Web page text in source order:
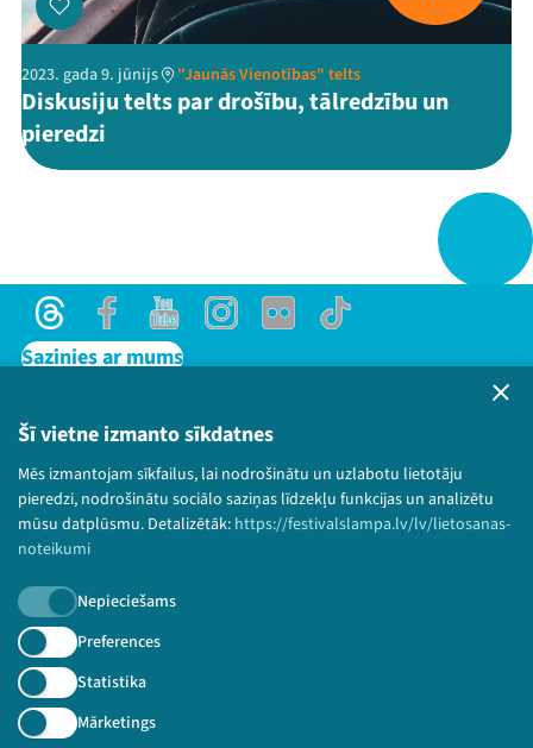
Šī vietne izmanto sīkdatnes
Mēs izmantojam sīkfailus, lai nodrošinātu un uzlabotu lietotāju
pieredzi, nodrošinātu sociālo saziņas līdzekļu funkcijas un analizētu
mūsu datplūsmu. Detalizētāk: https://festivalslampa.lv/lv/lietosanas-
noteikumi
Nepieciešams
Preferences
Statistika
Mārketings
TikTok
2023. gada 9. jūnijs "Jaunās Vienotības" telts
Diskusiju telts par drošību, tālredzību un
pieredzi
ThreadsFacebookYoutubeInstagram
Flick TikTok
Sazinies ar mums
Lietošanas noteikumi un sīkdatņu politika
Bērnu aizsardzības politika
© 2026 Sarunu festivāls LAMPA Visas tiesības
paturētas.
Piesakies jaunumiem!
Nepalaid garām aktuālāko informāciju!